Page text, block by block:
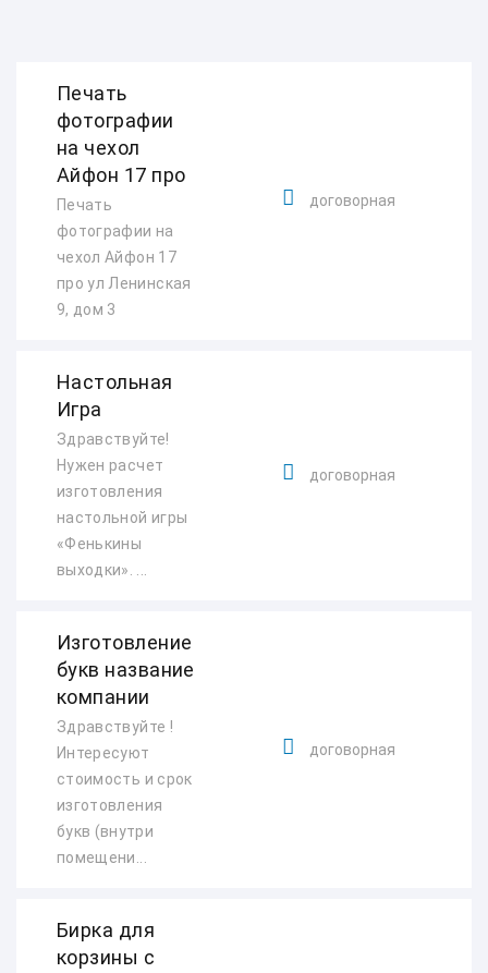
Печать
фотографии
на чехол
Айфон 17 про
Печать
фотографии на
чехол Айфон 17
про ул Ленинская
9, дом 3
договорная
Настольная
Игра
Здравствуйте!
Нужен расчет
изготовления
настольной игры
«Фенькины
выходки». ...
договорная
Изготовление
букв название
компании
Здравствуйте !
Интересуют
стоимость и срок
изготовления
букв (внутри
помещени...
договорная
Бирка для
корзины с